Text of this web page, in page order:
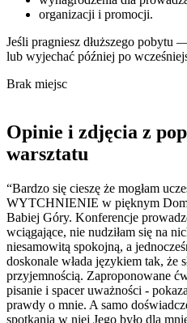
organizacji i promocji.
Jeśli pragniesz dłuższego pobytu
lub wyjechać później po
Brak miejsc
Opinie i zdjęcia z
warsztatu
“Bardzo się cieszę że mogłam
WYTCHNIENIE w pięknym
Babiej Góry. Konferencje
wciągające, nie nudziłam się na
niesamowitą spokojną, a
doskonale włada językiem tak, że
przyjemnością. Zaproponowane
pisanie i spacer uważności -
prawdy o mnie. A samo
spotkania w niej Jego było dla